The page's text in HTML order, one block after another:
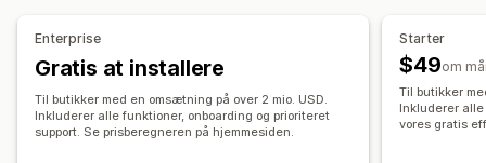
Automatisering af workflows
Restordrer
Returneringer Levering Massebehandling
Automatisk behandling
Købsordrer
Ordreopdateringer
Lagerunderretninger
Underretninger om lav lagerbeholdning
Enterprise
Gratis at installere
Til butikker med en omsætning på over 2 mio. USD.
Inkluderer alle funktioner, onboarding og prioriteret
support. Se prisberegneren på hjemmesiden.
Starter
$49om
Til butikker
Inkluderer
vores gratis